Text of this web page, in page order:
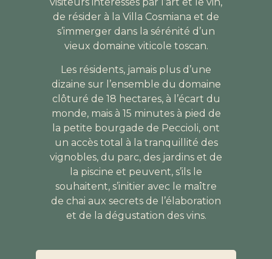
visiteurs intéressés par l’art et le vin,
de résider à la Villa Cosmiana et de
s’immerger dans la sérénité d’un
vieux domaine viticole toscan.
Les résidents, jamais plus d’une
dizaine sur l’ensemble du domaine
clôturé de 18 hectares, à l’écart du
monde, mais à 15 minutes à pied de
la petite bourgade de Peccioli, ont
un accès total à la tranquillité des
vignobles, du parc, des jardins et de
la piscine et peuvent, s’ils le
souhaitent, s’initier avec le maître
de chai aux secrets de l’élaboration
et de la dégustation des vins.